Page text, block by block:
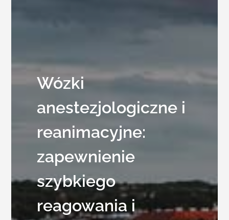
Wózki
anestezjologiczne i
reanimacyjne:
zapewnienie
szybkiego
reagowania i